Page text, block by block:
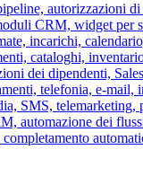
autorizzazioni di
CRM, widget per
incarichi,
cataloghi,
dei dipendenti,
telefonia, e-mail,
SMS, telemarketing,
automazione dei